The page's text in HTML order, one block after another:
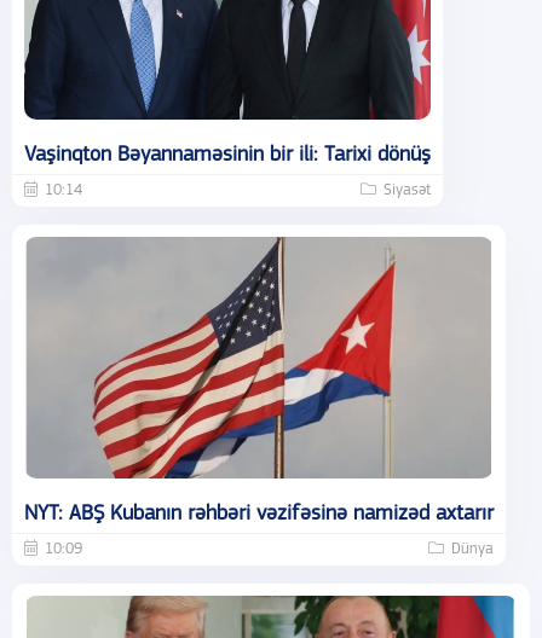
Vaşinqton Bəyannaməsinin bir ili: Tarixi dönüş
10:14 Siyasət
NYT: ABŞ Kubanın rəhbəri vəzifəsinə namizəd axtarır
10:09 Dünya